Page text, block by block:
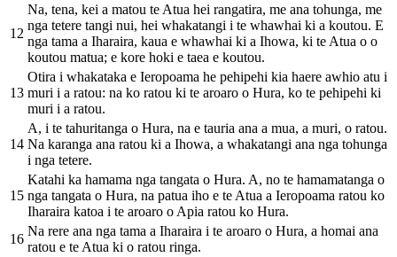
12
Na, tena, kei a matou te Atua hei rangatira, me ana tohunga, me
nga tetere tangi nui, hei whakatangi i te whawhai ki a koutou. E
nga tama a Iharaira, kaua e whawhai ki a Ihowa, ki te Atua o o
koutou matua; e kore hoki e taea e koutou.
13
Otira i whakataka e Ieropoama he pehipehi kia haere awhio atu i
muri i a ratou: na ko ratou ki te aroaro o Hura, ko te pehipehi ki
muri i a ratou.
14
A, i te tahuritanga o Hura, na e tauria ana a mua, a muri, o ratou.
Na karanga ana ratou ki a Ihowa, a whakatangi ana nga tohunga
i nga tetere.
15
Katahi ka hamama nga tangata o Hura. A, no te hamamatanga o
nga tangata o Hura, na patua iho e te Atua a Ieropoama ratou ko
Iharaira katoa i te aroaro o Apia ratou ko Hura.
16
Na rere ana nga tama a Iharaira i te aroaro o Hura, a homai ana
ratou e te Atua ki o ratou ringa.